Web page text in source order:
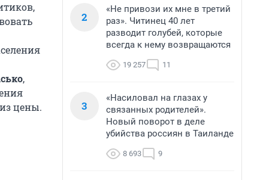
,
цены.
2
«Не привози их мне в третий
раз». Читинец 40 лет
разводит голубей, которые
всегда к нему возвращаются
19 257 11
3
«Насиловал на глазах у
связанных родителей».
Новый поворот в деле
убийства россиян в Таиланде
8 693 9